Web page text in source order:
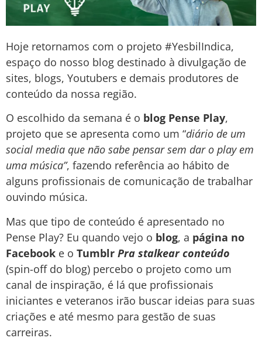
Hoje retornamos com o projeto #YesbilIndica,
espaço do nosso blog destinado à divulgação de
sites, blogs, Youtubers e demais produtores de
conteúdo da nossa região.
O escolhido da semana é o blog Pense Play,
projeto que se apresenta como um “diário de um
social media que não sabe pensar sem dar o play em
uma música”, fazendo referência ao hábito de
alguns profissionais de comunicação de trabalhar
ouvindo música.
Mas que tipo de conteúdo é apresentado no
Pense Play? Eu quando vejo o blog, a página no
Facebook e o Tumblr Pra stalkear conteúdo
(spin-off do blog) percebo o projeto como um
canal de inspiração, é lá que profissionais
iniciantes e veteranos irão buscar ideias para suas
criações e até mesmo para gestão de suas
carreiras.